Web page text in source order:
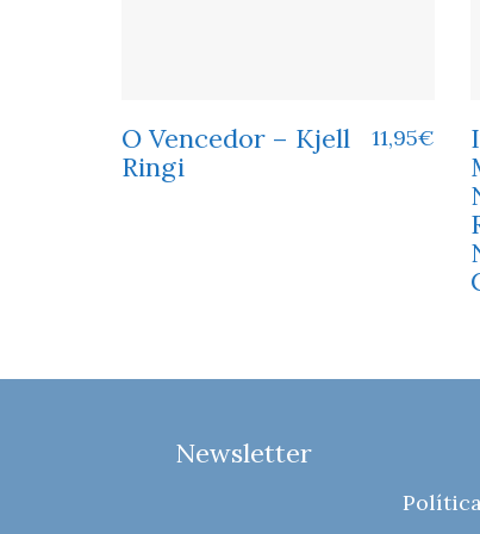
O Vencedor – Kjell
Ringi
11,95€
Newsletter